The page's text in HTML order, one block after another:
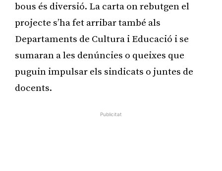
bous és diversió. La carta on rebutgen el
projecte s’ha fet arribar també als
Departaments de Cultura i Educació i se
sumaran a les denúncies o queixes que
puguin impulsar els sindicats o juntes de
docents.
Publicitat